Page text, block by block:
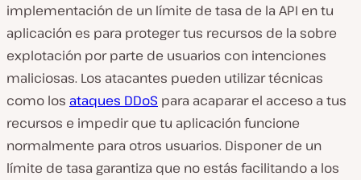
implementación de un límite de tasa de la API en tu
aplicación es para proteger tus recursos de la sobre
explotación por parte de usuarios con intenciones
maliciosas. Los atacantes pueden utilizar técnicas
como los ataques DDoS para acaparar el acceso a tus
recursos e impedir que tu aplicación funcione
normalmente para otros usuarios. Disponer de un
límite de tasa garantiza que no estás facilitando a los